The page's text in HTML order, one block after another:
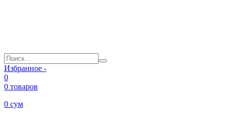
Избранное -
0
0 товаров
0 сум